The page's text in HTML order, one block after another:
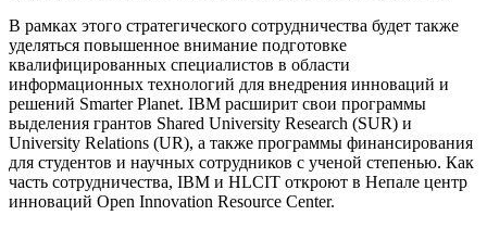
В рамках этого стратегического сотрудничества будет также
уделяться повышенное внимание подготовке
квалифицированных специалистов в области
информационных технологий для внедрения инноваций и
решений Smarter Planet. IBM расширит свои программы
выделения грантов Shared University Research (SUR) и
University Relations (UR), а также программы финансирования
для студентов и научных сотрудников с ученой степенью. Как
часть сотрудничества, IBM и HLCIT откроют в Непале центр
инноваций Open Innovation Resource Center.